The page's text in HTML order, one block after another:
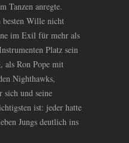
Tanzen anregte.
Wille nicht
im Exil für mehr als
Platz sein
als Ron Pope mit
Nighthawks,
sich und seine
ist: jeder hatte
Jungs deutlich ins